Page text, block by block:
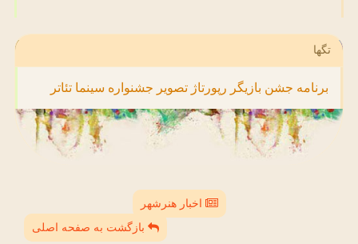
تگها
برنامه جشن بازیگر رپورتاژ تصویر جشنواره سینما تئاتر
اخبار هنرشهر
بازگشت به صفحه اصلی